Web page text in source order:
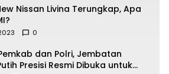
Nissan Livina Terungkap, Apa
0
dan Polri, Jembatan
Presisi Resmi Dibuka untuk